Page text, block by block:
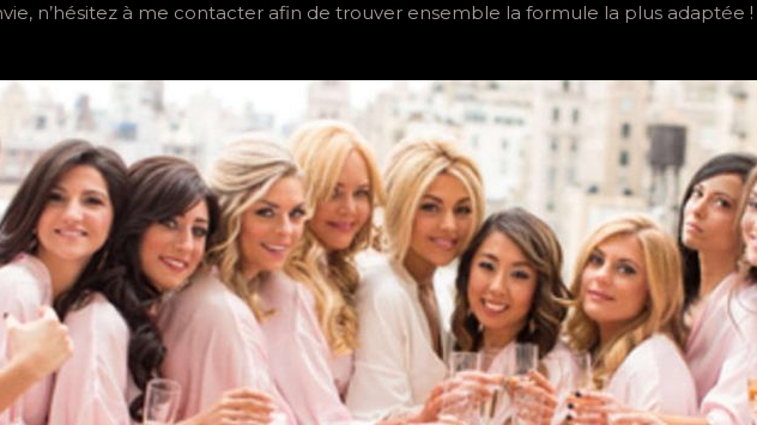
n’hésitez à me contacter afin de trouver ensemble la formule la plus adaptée !